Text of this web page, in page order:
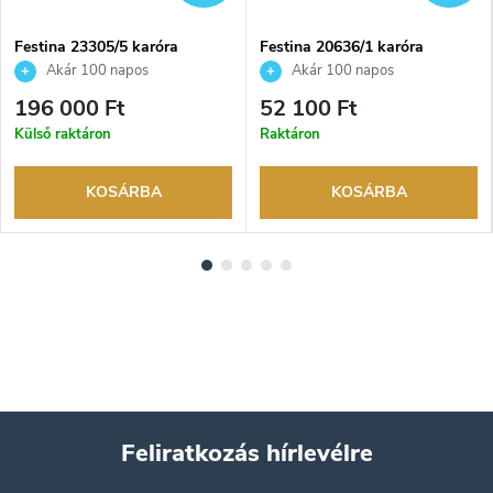
Festina 23305/5 karóra
Akár 100 napos
visszaküldési lehetőség. Hivatalos
márkakereskedő.
196 000 Ft
Külső raktáron
KOSÁRBA
Festina 20636/1 karóra
Akár 100 napos
visszaküldési lehetőség. Hivatalos
márkakereskedő.
52 100 Ft
Raktáron
KOSÁRBA
Feliratkozás hírlevélre